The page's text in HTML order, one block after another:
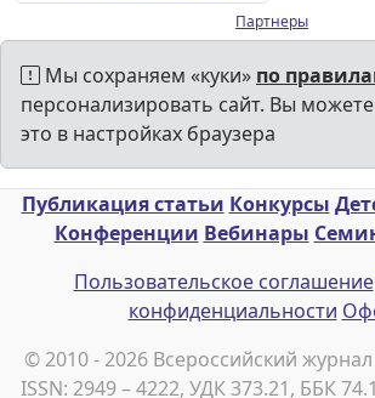
Партнеры
Мы сохраняем «куки» по
персонализировать сайт. Вы
это в настройках браузера
Публикация статьи Конкурсы
Конференции Вебинары
Пользовательское соглашение
конфиденциальности
© 2010 - 2026 Всероссийский
ISSN: 2949 – 4222, УДК 373.21, ББК